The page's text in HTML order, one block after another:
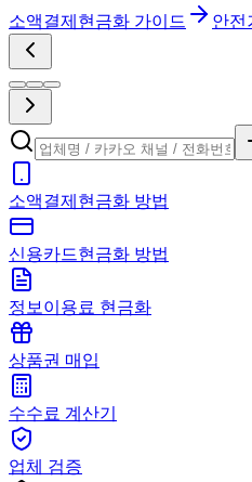
소액결제현금화 가이드 안전
소액결제현금화 방법
신용카드현금화 방법
정보이용료 현금화
상품권 매입
수수료 계산기
업체 검증